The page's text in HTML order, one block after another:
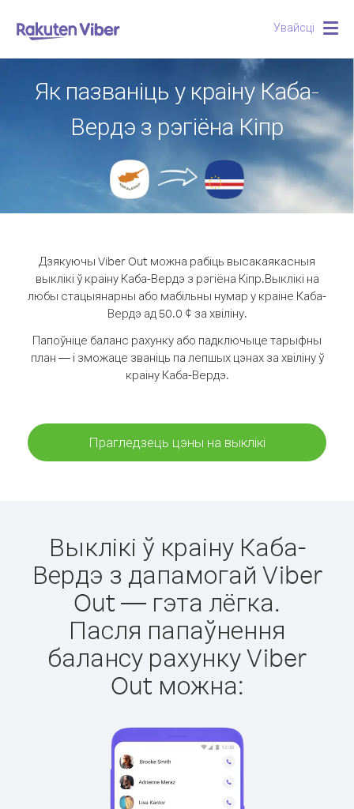
Увайсці
Як пазваніць у краіну Каба-
Вердэ з рэгіёна Кіпр
Дзякуючы Viber Out можна рабіць высакаякасныя
выклікі ў краіну Каба-Вердэ з рэгіёна Кіпр.Выклікі на
любы стацыянарны або мабільны нумар у краіне Каба-
Вердэ ад 50.0 ¢ за хвіліну.
Папоўніце баланс рахунку або падключыце тарыфны
план — і зможаце званіць па лепшых цэнах за хвіліну ў
краіну Каба-Вердэ.
Прагледзець цэны на выклікі
Выклікі ў краіну Каба-
Вердэ з дапамогай Viber
Out — гэта лёгка.
Пасля папаўнення
балансу рахунку Viber
Out можна: